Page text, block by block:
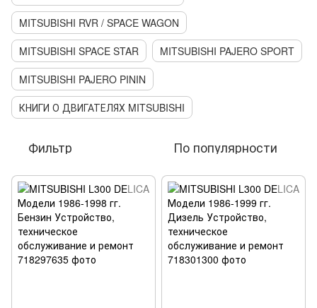
MITSUBISHI RVR / SPACE WAGON
MITSUBISHI SPACE STAR
MITSUBISHI PAJERO SPORT
MITSUBISHI PAJERO PININ
КНИГИ О ДВИГАТЕЛЯХ MITSUBISHI
Фильтр По популярности